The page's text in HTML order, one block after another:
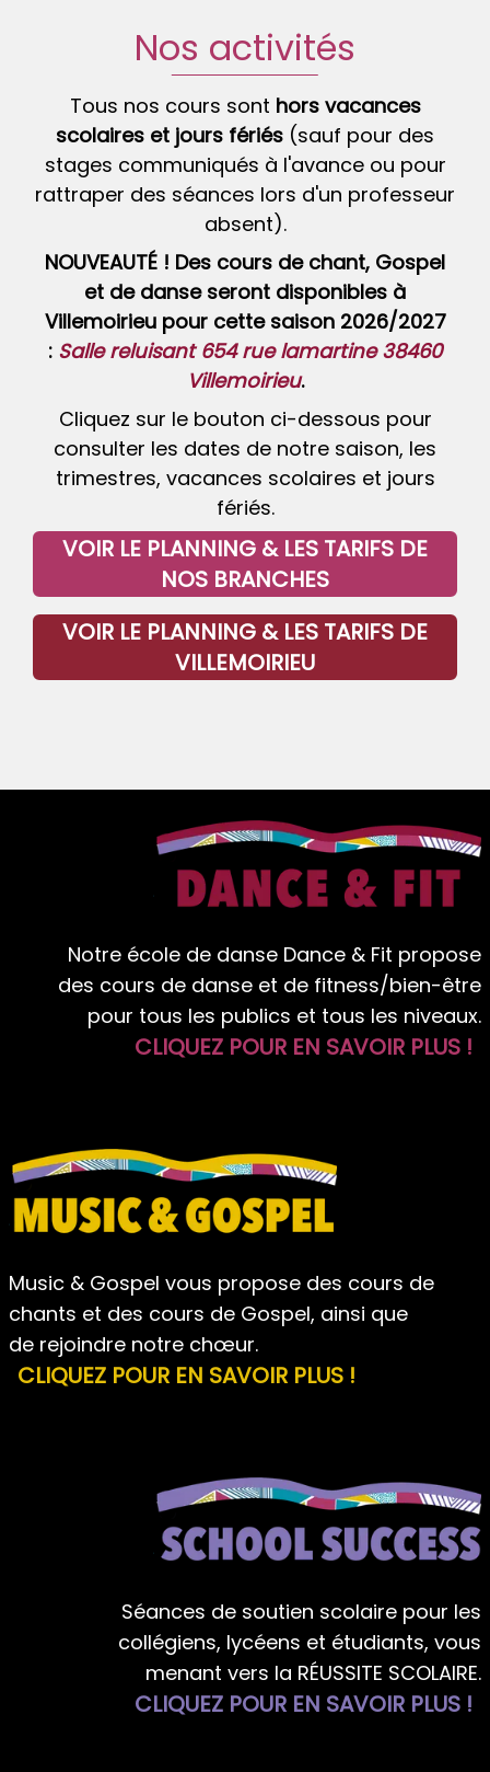
Nos activités
Tous nos cours sont hors vacances
scolaires et jours fériés (sauf pour des
stages communiqués à l'avance ou pour
rattraper des séances lors d'un professeur
absent).
NOUVEAUTÉ ! Des cours de chant, Gospel
et de danse seront disponibles à
Villemoirieu pour cette saison 2026/2027
: Salle reluisant 654 rue lamartine 38460
Villemoirieu.
Cliquez sur le bouton ci-dessous pour
consulter les dates de notre saison, les
trimestres, vacances scolaires et jours
fériés.
VOIR LE PLANNING & LES TARIFS DE
NOS BRANCHES
VOIR LE PLANNING & LES TARIFS DE
VILLEMOIRIEU
Notre école de danse Dance & Fit propose
des cours de danse et de fitness/bien-être
pour tous les publics et tous les niveaux.
CLIQUEZ POUR EN SAVOIR PLUS !
Music & Gospel vous propose des cours de
chants et des cours de Gospel, ainsi que
de rejoindre notre chœur.
CLIQUEZ POUR EN SAVOIR PLUS !
Séances de soutien scolaire pour les
collégiens, lycéens et étudiants, vous
menant vers la RÉUSSITE SCOLAIRE.
CLIQUEZ POUR EN SAVOIR PLUS !